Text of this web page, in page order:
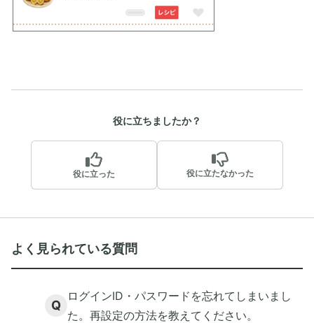
役に立ちましたか？
役に立った 役に立たなかった
よく見られている質問
Q
ログインID・パスワードを忘れてしまいまし
た。再設定の方法を教えてください。